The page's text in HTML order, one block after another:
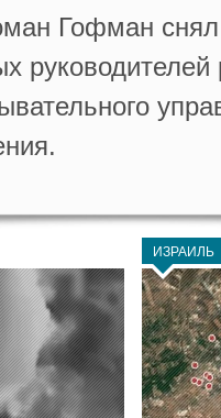
Гофман снял
ИЗРАИЛЬ